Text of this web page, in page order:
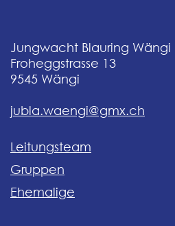
Jungwacht Blauring Wängi
Froheggstrasse 13
9545 Wängi
jubla.waengi@gmx.ch
Leitungsteam
Gruppen
Ehemalige